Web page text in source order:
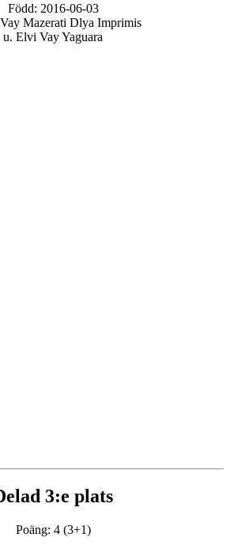
Född: 2016-06-03
Mazerati Dlya Imprimis
u. Elvi Vay Yaguara
3:e plats
Poäng: 4 (3+1)